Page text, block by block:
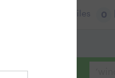
Files 0